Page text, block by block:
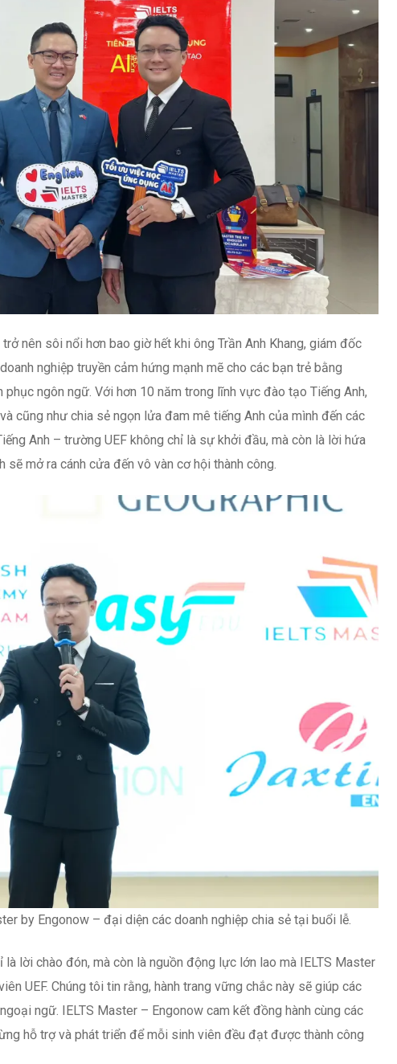
nên sôi nổi hơn bao giờ hết khi ông Trần Anh Khang, giám đốc
nghiệp truyền cảm hứng mạnh mẽ cho các bạn trẻ bằng
phục ngôn ngữ. Với hơn 10 năm trong lĩnh vực đào tạo Tiếng Anh,
cũng như chia sẻ ngọn lửa đam mê tiếng Anh của mình đến các
Anh – trường UEF không chỉ là sự khởi đầu, mà còn là lời hứa
mở ra cánh cửa đến vô vàn cơ hội thành công.
by Engonow – đại diện các doanh nghiệp chia sẻ tại buổi lễ.
lời chào đón, mà còn là nguồn động lực lớn lao mà IELTS Master
UEF. Chúng tôi tin rằng, hành trang vững chắc này sẽ giúp các
ngữ. IELTS Master – Engonow cam kết đồng hành cùng các
hỗ trợ và phát triển để mỗi sinh viên đều đạt được thành công